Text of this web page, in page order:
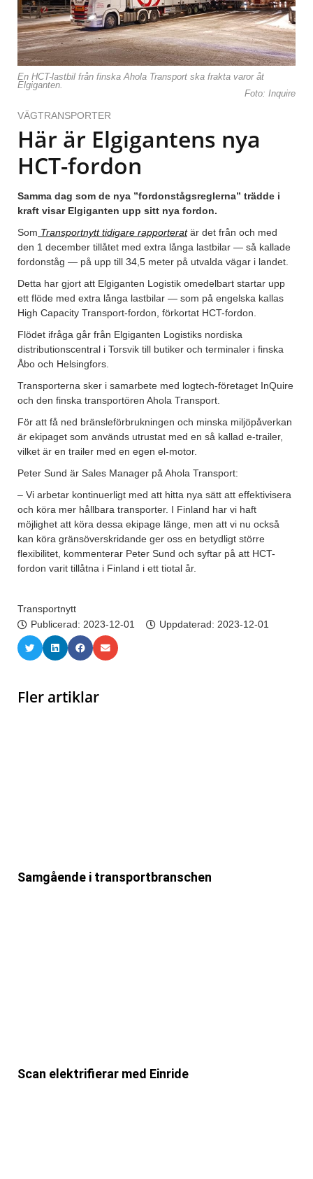
En HCT-lastbil från finska Ahola Transport ska frakta varor åt
Elgiganten.
Foto: Inquire
VÄGTRANSPORTER
Här är Elgigantens nya
HCT-fordon
Samma dag som de nya ”fordonstågsreglerna” trädde i
kraft visar Elgiganten upp sitt nya fordon.
Som Transportnytt tidigare rapporteratär det från och med
den 1 december tillåtet med extra långa lastbilar — så kallade
fordonståg — på upp till 34,5 meter på utvalda vägar i landet.
Detta har gjort att Elgiganten Logistik omedelbart startar upp
ett flöde med extra långa lastbilar — som på engelska kallas
High Capacity Transport-fordon, förkortat HCT-fordon.
Flödet ifråga går från Elgiganten Logistiks nordiska
distributionscentral i Torsvik till butiker och terminaler i finska
Åbo och Helsingfors.
Transporterna sker i samarbete med logtech-företaget InQuire
och den finska transportören Ahola Transport.
För att få ned bränsleförbrukningen och minska miljöpåverkan
är ekipaget som används utrustat med en så kallad e-trailer,
vilket är en trailer med en egen el-motor.
Peter Sund är Sales Manager på Ahola Transport:
– Vi arbetar kontinuerligt med att hitta nya sätt att effektivisera
och köra mer hållbara transporter. I Finland har vi haft
möjlighet att köra dessa ekipage länge, men att vi nu också
kan köra gränsöverskridande ger oss en betydligt större
flexibilitet, kommenterar Peter Sund och syftar på att HCT-
fordon varit tillåtna i Finland i ett tiotal år.
Transportnytt
Publicerad: 2023-12-01 Uppdaterad: 2023-12-01
Fler artiklar
Samgående i transportbranschen
Scan elektrifierar med Einride